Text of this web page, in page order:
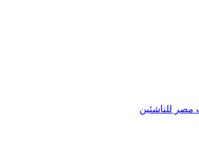
مصر للناشئين